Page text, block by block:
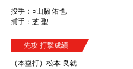
投手：○山脇 佑也
捕手：芝 聖
先攻 打撃成績
（本塁打）松本 良就